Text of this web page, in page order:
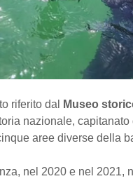
riferito dal Museo
nazionale,
aree diverse della
nel 2020 e nel 2021,